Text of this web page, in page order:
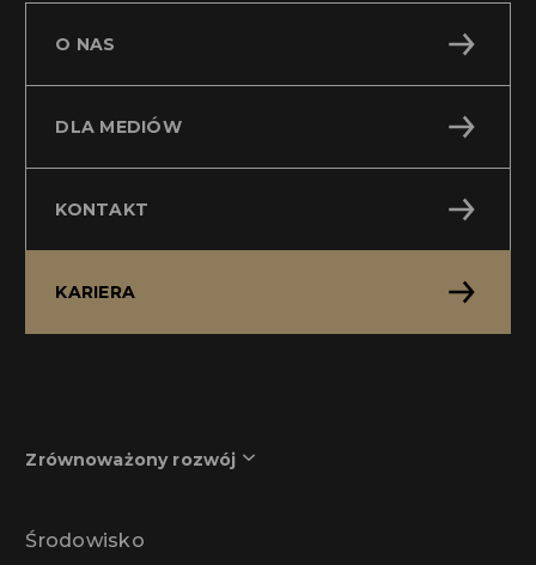
O NAS
DLA MEDIÓW
KONTAKT
KARIERA
Zrównoważony rozwój
Środowisko